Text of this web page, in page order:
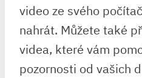
video ze svého
nahrát. Můžete také
videa, které vám
pozornosti od vašich